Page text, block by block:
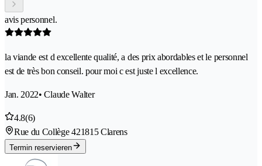
avis personnel.
la viande est d excellente qualité, a des prix abordables et le personnel
est de très bon conseil. pour moi c est juste l excellence.
Jan. 2022• Claude Walter
4.8(6)
Rue du Collège 421815 Clarens
Termin reservieren